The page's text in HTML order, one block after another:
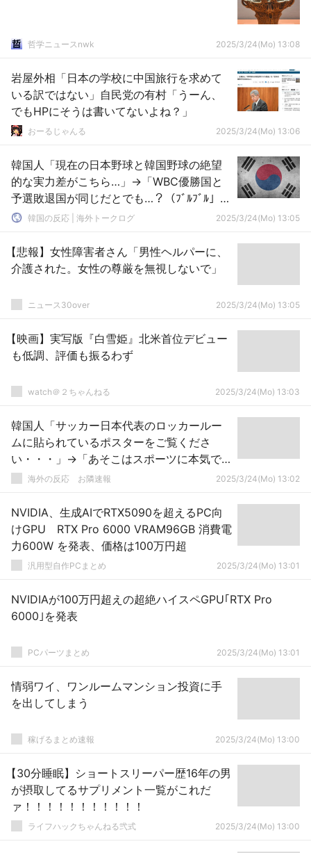
哲学ニュースnwk 2025/3/24(Mo) 13:08
岩屋外相「日本の学校に中国旅行を求めて
いる訳ではない」自民党の有村「うーん、
でもHPにそうは書いてないよね？」
おーるじゃんる 2025/3/24(Mo) 13:06
韓国人「現在の日本野球と韓国野球の絶望
的な実力差がこちら…」→「WBC優勝国と
予選敗退国が同じだとでも…？（ﾌﾞﾙﾌﾞﾙ」＝
韓国の反応
韓国の反応 | 海外トークログ 2025/3/24(Mo) 13:05
【悲報】女性障害者さん「男性ヘルパーに、
介護された。女性の尊厳を無視しないで」
ニュース30over 2025/3/24(Mo) 13:05
【映画】実写版『白雪姫』北米首位デビュー
も低調、評価も振るわず
watch＠２ちゃんねる 2025/3/24(Mo) 13:03
韓国人「サッカー日本代表のロッカールー
ムに貼られているポスターをご覧くださ
い・・・」→「あそこはスポーツに本気で
ここはｗ」「もう日本と比較するのが話に
中である」
海外の反応 お隣速報 2025/3/24(Mo) 13:02
NVIDIA、生成AIでRTX5090を超えるPC向
けGPU RTX Pro 6000 VRAM96GB 消費電
力600W を発表、価格は100万円超
汎用型自作PCまとめ 2025/3/24(Mo) 13:01
NVIDIAが100万円超えの超絶ハイスペGPU｢RTX Pro
6000｣を発表
PCパーツまとめ 2025/3/24(Mo) 13:01
情弱ワイ、ワンルームマンション投資に手
を出してしまう
稼げるまとめ速報 2025/3/24(Mo) 13:00
【30分睡眠】ショートスリーパー歴16年の男
が摂取してるサプリメント一覧がこれだ
ァ！！！！！！！！！！！
ライフハックちゃんねる弐式 2025/3/24(Mo) 13:00